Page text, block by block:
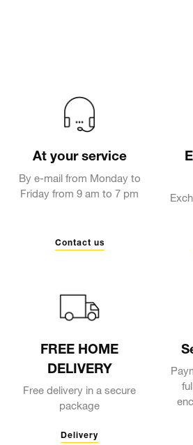
By e-mail from Monday to
Friday from 9 am to 7 pm
DELIVERY
Free delivery in a secure
package